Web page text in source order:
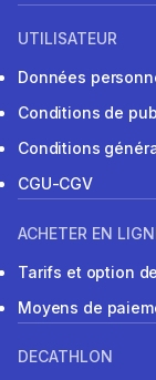
UTILISATEUR
Données
Conditions de
Conditions
CGU-CGV
ACHETER EN
Tarifs et option
Moyens de
DECATHLON